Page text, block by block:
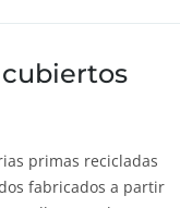
primas recicladas
fabricados a partir